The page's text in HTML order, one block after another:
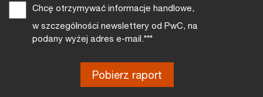
Chcę otrzymywać informacje handlowe,
w szczególności newslettery od PwC, na
podany wyżej adres e-mail.***